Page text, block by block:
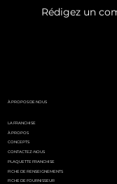
Rédigez un
À PROPOS DE NOUS
LA FRANCHISE
À PROPOS
CONCEPTS
CONTACTEZ-NOUS
PLAQUETTE FRANCHISE
FICHE DE RENSEIGNEMENTS
FICHE DE FOURNISSEUR